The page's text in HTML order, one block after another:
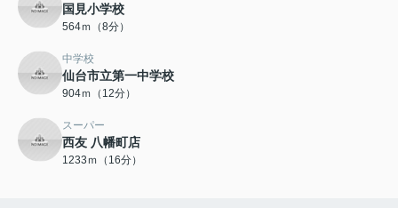
国見小学校
564ｍ（8分）
中学校
仙台市立第一中学校
904ｍ（12分）
スーパー
西友 八幡町店
1233ｍ（16分）